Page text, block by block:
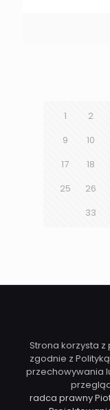
1 2
9
10
17
18
25
26
33
Strona korzysta z
zgodnie z
przechowywania
radca prawny